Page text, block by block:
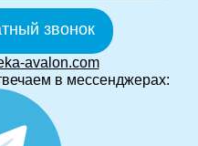
звонок
avalon.com
в мессенджерах: